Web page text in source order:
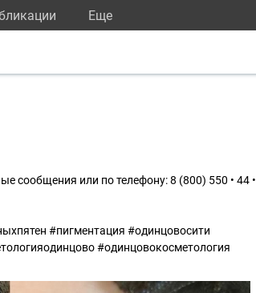
Eще
сообщения или по телефону: 8 (800) 550 • 44 •
#пигментация #одинцовосити
#одинцовокосметология